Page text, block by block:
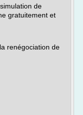
de
gratuitement et
renégociation de